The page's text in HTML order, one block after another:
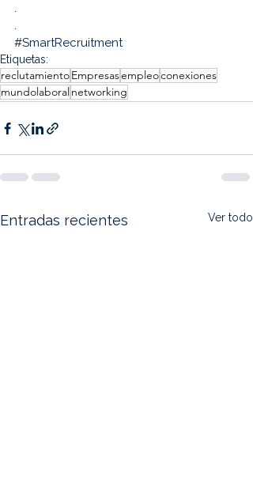
.
.
#SmartRecruitment
Etiquetas:
reclutamientoEmpresasempleoconexiones
mundolaboral networking
Entradas recientes Ver todo